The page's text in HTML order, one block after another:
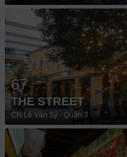
67
THE STREET
CN Lê Văn Sỹ - Quận 3